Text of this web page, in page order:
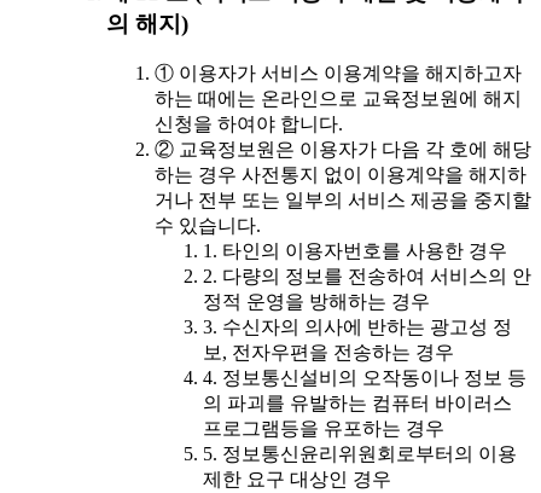
의 해지)
① 이용자가 서비스 이용계약을 해지하고자
하는 때에는 온라인으로 교육정보원에 해지
신청을 하여야 합니다.
② 교육정보원은 이용자가 다음 각 호에 해당
하는 경우 사전통지 없이 이용계약을 해지하
거나 전부 또는 일부의 서비스 제공을 중지할
수 있습니다.
1. 타인의 이용자번호를 사용한 경우
2. 다량의 정보를 전송하여 서비스의 안
정적 운영을 방해하는 경우
3. 수신자의 의사에 반하는 광고성 정
보, 전자우편을 전송하는 경우
4. 정보통신설비의 오작동이나 정보 등
의 파괴를 유발하는 컴퓨터 바이러스
프로그램등을 유포하는 경우
5. 정보통신윤리위원회로부터의 이용
제한 요구 대상인 경우